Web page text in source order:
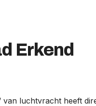
Erkend
’ van luchtvracht heeft